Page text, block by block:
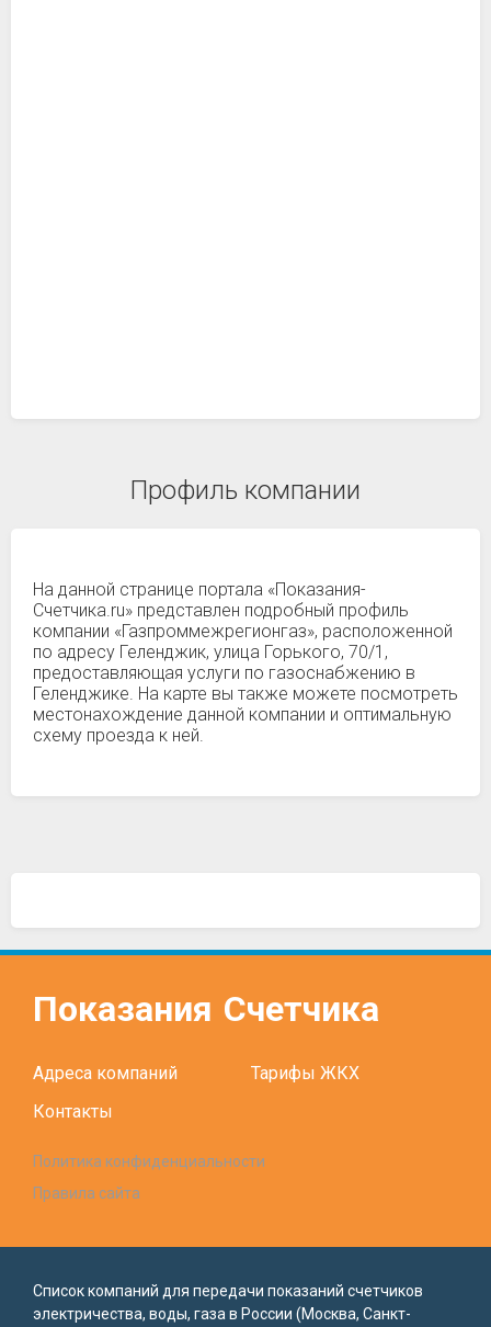
Профиль компании
На данной странице портала «Показания-
Счетчика.ru» представлен подробный профиль
компании «Газпроммежрегионгаз», расположенной
по адресу Геленджик, улица Горького, 70/1,
предоставляющая услуги по газоснабжению в
Геленджике. На карте вы также можете посмотреть
местонахождение данной компании и оптимальную
схему проезда к ней.
Показания Счетчика
Адреса компаний
Тарифы ЖКХ
Контакты
Политика конфиденциальности
Правила сайта
Список компаний для передачи показаний счетчиков
электричества, воды, газа в России (Москва, Санкт-